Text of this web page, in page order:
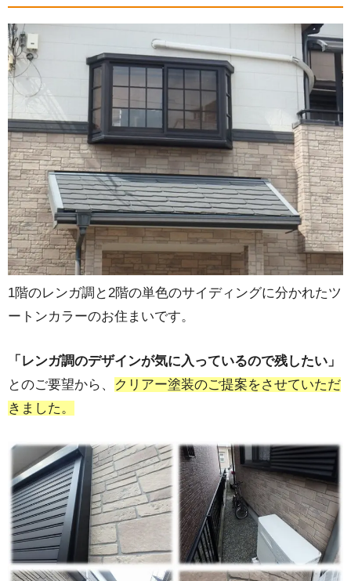
4.外壁塗装後の最終点検
5.クリアーでの外壁塗装完工
6.その他のクリアー塗装による外壁塗装の事例
1階のレンガ調と2階の単色のサイディングに分かれたツ
ートンカラーのお住まいです。
「レンガ調のデザインが気に入っているので残したい」
とのご要望から、
クリアー塗装のご提案をさせていただ
きました。